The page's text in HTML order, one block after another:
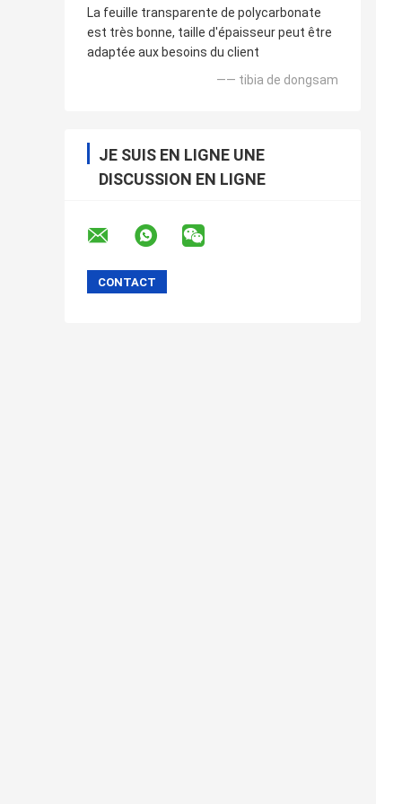
La feuille transparente de polycarbonate
est très bonne, taille d'épaisseur peut être
adaptée aux besoins du client
—— tibia de dongsam
JE SUIS EN LIGNE UNE
DISCUSSION EN LIGNE